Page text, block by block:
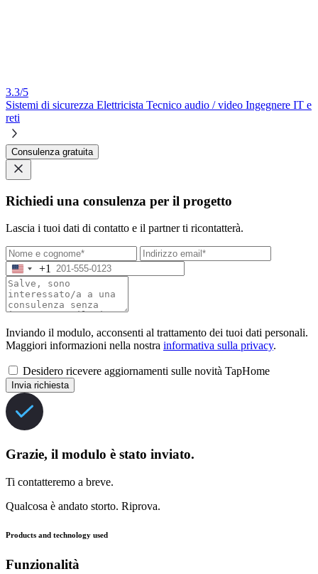
3.3/5
Sistemi di sicurezza Elettricista Tecnico audio / video Ingegnere IT e
reti
Consulenza gratuita
Richiedi una consulenza per il progetto
Lascia i tuoi dati di contatto e il partner ti ricontatterà.
+1
Inviando il modulo, acconsenti al trattamento dei tuoi dati personali.
Maggiori informazioni nella nostra informativa sulla privacy.
Desidero ricevere aggiornamenti sulle novità TapHome
Invia richiesta
Grazie, il modulo è stato inviato.
Ti contatteremo a breve.
Qualcosa è andato storto. Riprova.
Products and technology used
Funzionalità